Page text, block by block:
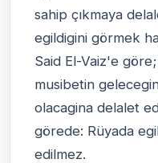
sahip çıkmaya
egildigini görmek
Said El-Vaiz'e
musibetin
olacagina delalet
görede: Rüyada
edilmez.